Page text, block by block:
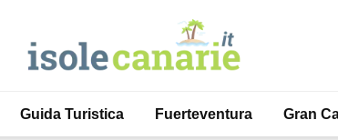
Guida Turistica Fuerteventura Gran